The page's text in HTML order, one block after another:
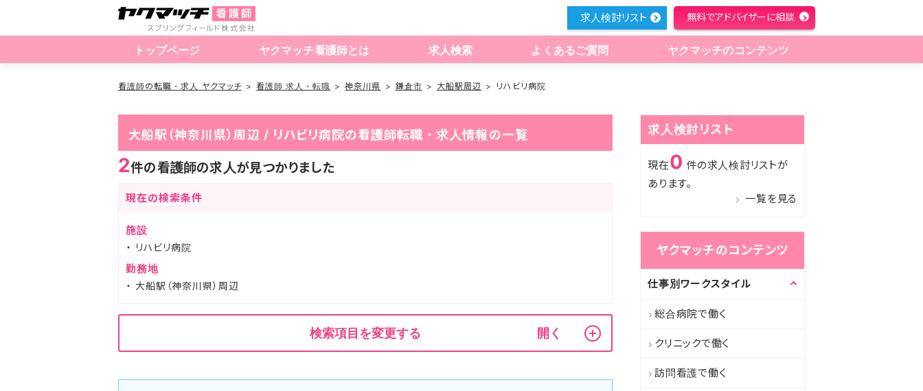
トップページ ヤクマッチ看護師とは 求人検索 よくあるご質問 ヤクマッチのコンテンツ
求人検討リスト 無料でアドバイザーに相談
看護師の転職・求人 ヤクマッチ 看護師 求人・転職 神奈川県 鎌倉市 大船駅周辺 リハビリ病院
大船駅（神奈川県）周辺 / リハビリ病院の看護師転職・求人情報の一覧
2件の看護師の求人が見つかりました
現在の検索条件
施設
リハビリ病院
勤務地
大船駅（神奈川県）周辺
検索項目を変更する
求人検討リスト
現在0 件の求人検討リストが
あります。
一覧を見る
ヤクマッチのコンテンツ
仕事別ワークスタイル
総合病院で働く
クリニックで働く
訪問看護で働く